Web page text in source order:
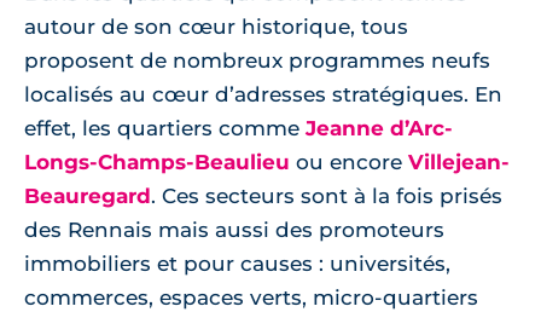
autour de son cœur historique, tous
proposent de nombreux programmes neufs
localisés au cœur d’adresses stratégiques. En
effet, les quartiers comme Jeanne d’Arc-
Longs-Champs-Beaulieu ou encore Villejean-
Beauregard. Ces secteurs sont à la fois prisés
des Rennais mais aussi des promoteurs
immobiliers et pour causes : universités,
commerces, espaces verts, micro-quartiers